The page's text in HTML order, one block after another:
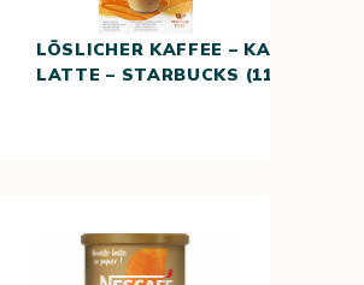
LÖSLICHER KAFFEE – KARAMELL
LATTE – STARBUCKS (115 G)